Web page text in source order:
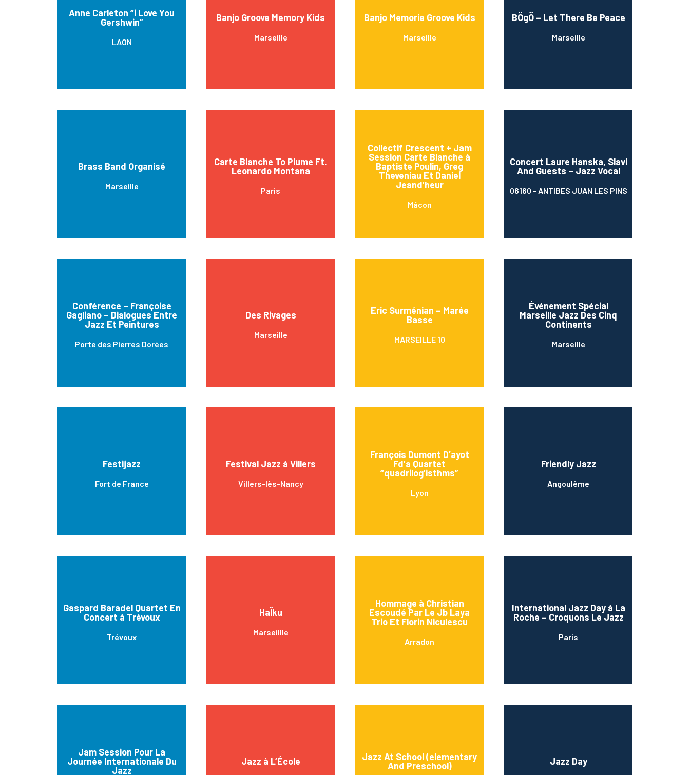
Anne Carleton “i Love You
Gershwin”
LAON
Banjo Groove Memory Kids
Marseille
Banjo Memorie Groove Kids
Marseille
BÖgÖ – Let There Be Peace
Marseille
Brass Band Organisé
Marseille
Carte Blanche To Plume Ft.
Leonardo Montana
Paris
Collectif Crescent + Jam
Session Carte Blanche à
Baptiste Poulin, Greg
Theveniau Et Daniel
Jeand’heur
Mâcon
Concert Laure Hanska, Slavi
And Guests – Jazz Vocal
06160 - ANTIBES JUAN LES PINS
Conférence – Françoise
Gagliano – Dialogues Entre
Jazz Et Peintures
Porte des Pierres Dorées
Des Rivages
Marseille
Eric Surménian – Marée
Basse
MARSEILLE 10
Événement Spécial
Marseille Jazz Des Cinq
Continents
Marseille
Festijazz
Fort de France
Festival Jazz à Villers
Villers-lès-Nancy
François Dumont D’ayot
Fd’a Quartet
“quadrilog’isthms”
Lyon
Friendly Jazz
Angoulême
Gaspard Baradel Quartet En
Concert à Trévoux
Trévoux
HaÏku
Marseillle
Hommage à Christian
Escoudé Par Le Jb Laya
Trio Et Florin Niculescu
Arradon
International Jazz Day à La
Roche – Croquons Le Jazz
Paris
Jam Session Pour La
Journée Internationale Du
Jazz
Jazz à L’École
Jazz At School (elementary
And Preschool)
Jazz Day